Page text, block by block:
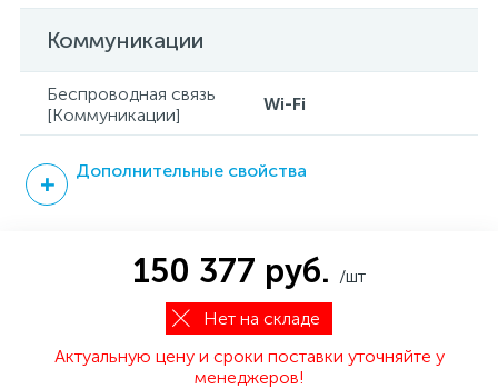
Коммуникации
Беспроводная связь
[Коммуникации]
Wi-Fi
Дополнительные свойства
150 377 руб. /шт
Нет на складе
Актуальную цену и сроки поставки уточняйте у
менеджеров!